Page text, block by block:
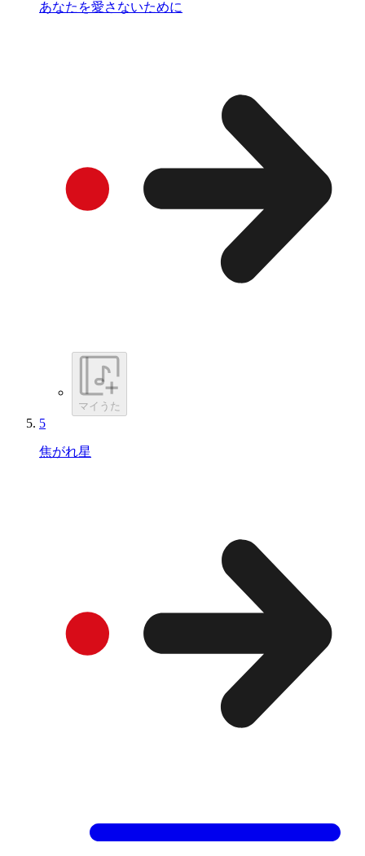
あなたを愛さないために
マイうた
5
焦がれ星